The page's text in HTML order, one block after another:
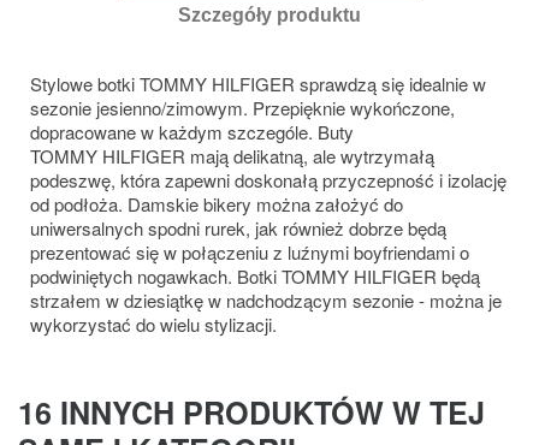
Szczegóły produktu
Stylowe botki TOMMY HILFIGER sprawdzą się idealnie w
sezonie jesienno/zimowym. Przepięknie wykończone,
dopracowane w każdym szczególe. Buty
TOMMY HILFIGER mają delikatną, ale wytrzymałą
podeszwę, która zapewni doskonałą przyczepność i izolację
od podłoża. Damskie bikery można założyć do
uniwersalnych spodni rurek, jak również dobrze będą
prezentować się w połączeniu z luźnymi boyfriendami o
podwiniętych nogawkach. Botki TOMMY HILFIGER będą
strzałem w dziesiątkę w nadchodzącym sezonie - można je
wykorzystać do wielu stylizacji.
16 INNYCH PRODUKTÓW W TEJ